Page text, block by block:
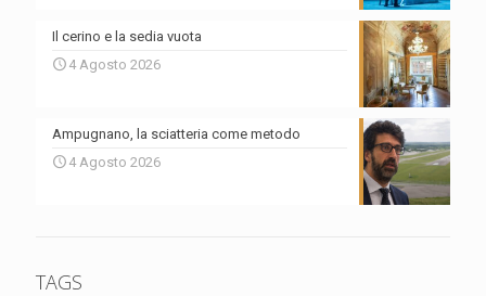
Il cerino e la sedia vuota
4 Agosto 2026
Ampugnano, la sciatteria come metodo
4 Agosto 2026
TAGS